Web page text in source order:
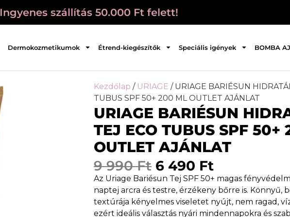
Ingyenes szállítás 50.000 Ft felett!
Dermokozmetikumok Étrend-kiegészítők Speciális igények BOMBA
Kezdőlap / URIAGE / URIAGE BARIÉSUN
TUBUS SPF 50+ 200 ML OUTLET AJÁNLAT
URIAGE BARIÉSUN
TEJ ECO TUBUS SPF 50+
OUTLET AJÁNLAT
9 990Ft 6 490 Ft
Az Uriage Bariésun Tej SPF 50+ magas
naptej arcra és testre, érzékeny bőrre is. Könnyű,
textúrája kényelmes viseletet nyújt, nem ragad,
ezért ideális választás nyári mindennapokra és